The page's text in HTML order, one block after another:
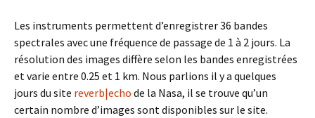
Les instruments permettent d’enregistrer 36 bandes
spectrales avec une fréquence de passage de 1 à 2 jours. La
résolution des images diffère selon les bandes enregistrées
et varie entre 0.25 et 1 km. Nous parlions il y a quelques
jours du site reverb|echo de la Nasa, il se trouve qu’un
certain nombre d’images sont disponibles sur le site.